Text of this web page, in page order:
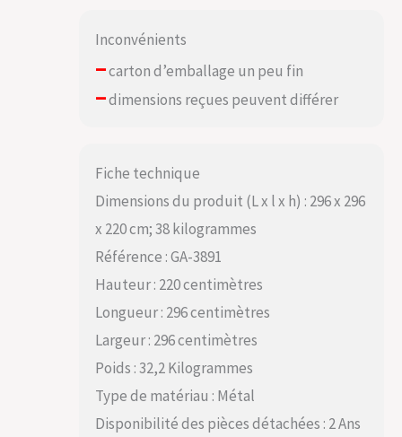
Inconvénients
–carton d’emballage un peu fin
–dimensions reçues peuvent différer
Fiche technique
Dimensions du produit (L x l x h) : 296 x 296
x 220 cm; 38 kilogrammes
Référence : GA-3891
Hauteur : 220 centimètres
Longueur : 296 centimètres
Largeur : 296 centimètres
Poids : 32,2 Kilogrammes
Type de matériau : Métal
Disponibilité des pièces détachées : 2 Ans